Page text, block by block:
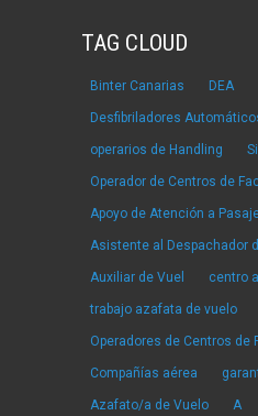
TAG CLOUD
Binter Canarias DEA
Desfibriladores
operarios de Handling
Operador de Centros de
Apoyo de Atención a
Asistente al Despachador
Auxiliar de Vuel centro
trabajo azafata de vuelo
Operadores de Centros de
Compañías aérea
Azafato/a de Vuelo A